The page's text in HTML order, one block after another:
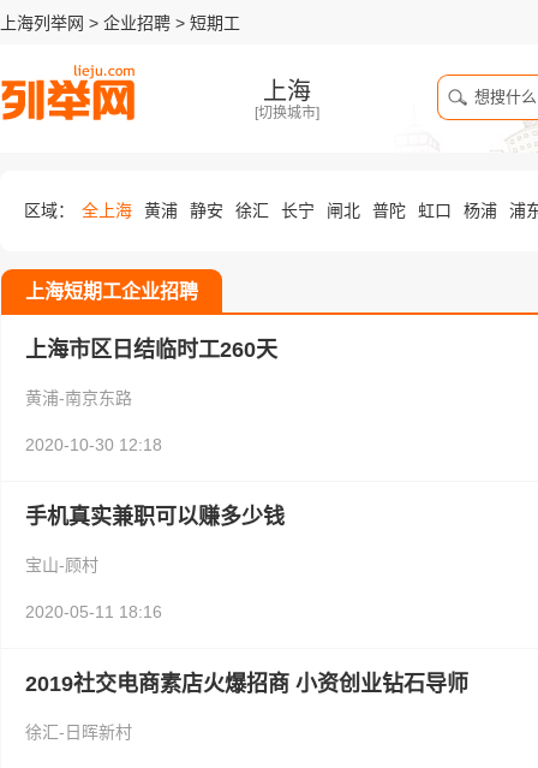
上海列举网 > 企业招聘 > 短期工
上海
[切换城市]
区域： 全上海 黄浦 静安 徐汇 长宁 闸北 普陀 虹口 杨浦 浦
上海短期工企业招聘
上海市区日结临时工260天
黄浦-南京东路
2020-10-30 12:18
手机真实兼职可以赚多少钱
宝山-顾村
2020-05-11 18:16
2019社交电商素店火爆招商 小资创业钻石导师
徐汇-日晖新村